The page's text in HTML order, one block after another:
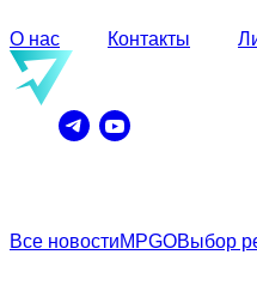
О нас Контакты
Все новостиMPGOВыбор